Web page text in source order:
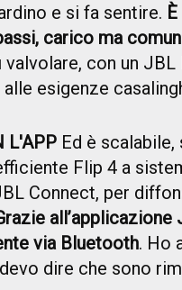
e si fa sentire.
carico ma
valvolare, con un
esigenze
L'APP Ed è
Flip 4 a
Connect, per
via Bluetooth. Ho
dire che sono